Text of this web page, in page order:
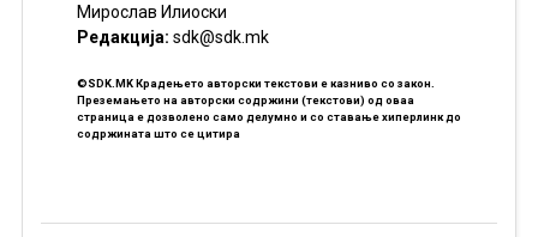
Мирослав Илиоски
Редакцијa: sdk@sdk.mk
©SDK.MK Крадењето авторски текстови е казниво со закон.
Преземањето на авторски содржини (текстови) од оваа
страница е дозволено само делумно и со ставање хиперлинк до
содржината што се цитира